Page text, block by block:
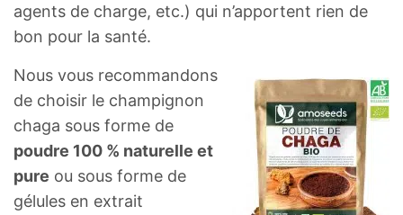
agents de charge, etc.) qui n’apportent rien de
bon pour la santé.
Nous vous recommandons
de choisir le champignon
chaga sous forme de
poudre 100 % naturelle et
pure ou sous forme de
gélules en extrait